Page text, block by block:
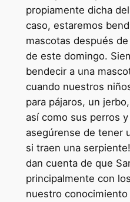
propiamente dicha
caso, estaremos
mascotas después
de este domingo.
bendecir a una
cuando nuestros
para pájaros, un
así como sus perros y
asegúrense de tener
si traen una
dan cuenta de que
principalmente con
nuestro